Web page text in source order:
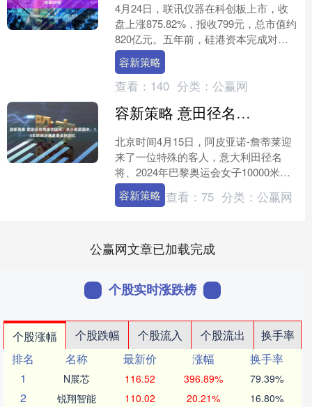
4月24日，联讯仪器在科创板上市，收
盘上涨875.82%，报收799元，总市值约
820亿元。五年前，硅港资本完成对联
讯仪器的投资，随着联讯仪器上市，这
笔早期布局....
容新策略
查看： 140 分类： 公赢网
容新策略 意田径名将造访国米：从小就爱国米，10年欧冠决赛是最美好回忆
北京时间4月15日，阿皮亚诺-詹蒂莱迎
来了一位特殊的客人，意大利田径名
将、2024年巴黎奥运会女子10000米比
赛银牌得主纳迪亚-巴托克莱蒂造访了国
际米兰的训练....
容新策略 查看： 75 分类： 公赢网
公赢网文章已加载完成
个股实时涨跌榜
个股涨幅 个股跌幅 个股流入 个股流出
换手率
排名
名称 最新价 涨幅
换手率
1
N展芯 116.52 396.89% 79.39%
2 锐翔智能 110.02 20.21% 16.80%